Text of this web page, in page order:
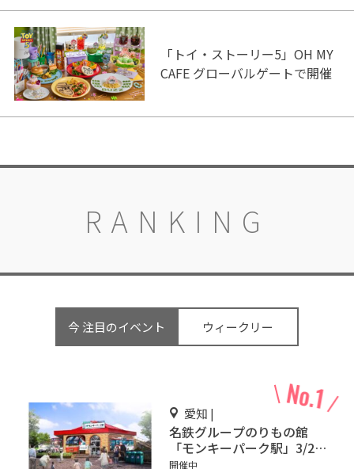
「トイ・ストーリー5」OH MY
CAFE グローバルゲートで開催
RANKING
今 注目のイベント ウィークリー
愛知 |
名鉄グループのりもの館
「モンキーパーク駅」3/2オ
ープン
開催中